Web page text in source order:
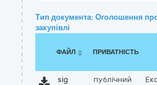
Тип документа: Оголошення
закупівлі
ФАЙЛ ПРИВАТНІСТЬ
sig
публічний